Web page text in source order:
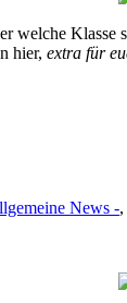
welche Klasse
hier, extra für
News -,